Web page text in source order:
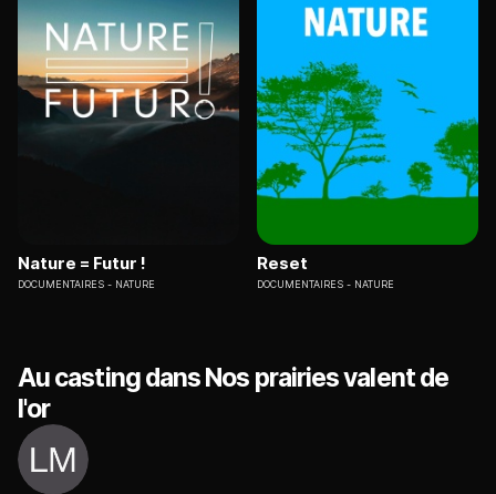
Nature = Futur !
DOCUMENTAIRES NATURE
Reset
DOCUMENTAIRES NATURE
Au casting dans Nos prairies valent de
l'or